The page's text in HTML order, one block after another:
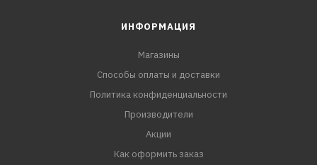
ИНФОРМАЦИЯ
Магазины
Способы оплаты и доставки
Политика конфиденциальности
Производители
Акции
Как оформить заказ